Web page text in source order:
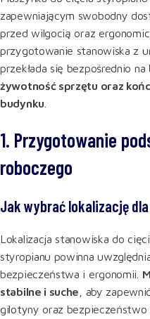
zapewniającym swobodny
przed wilgocią oraz
przygotowanie stanowiska z
przekłada się bezpośrednio na
żywotność sprzętu oraz
budynku
1. Przygotowanie
roboczego
Jak wybrać lokalizację
Lokalizacja stanowiska do
styropianu powinna
bezpieczeństwa i ergonomii.
stabilne i suche , aby
gilotyny oraz bezpieczeństwo